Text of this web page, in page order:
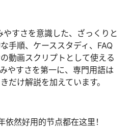
すさを意識した、ざっくりと
手順、ケーススタディ、FAQ
動画スクリプトとして使える
やすさを第一に、専門用語は
だけ解説を加えています。
然好用的节点都在这里！